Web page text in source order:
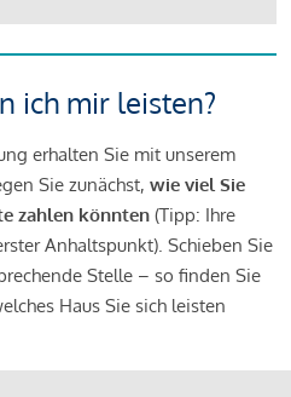
ich mir leisten?
erhalten Sie mit unserem
Sie zunächst, wie viel Sie
zahlen könnten (Tipp: Ihre
Anhaltspunkt). Schieben Sie
Stelle – so finden Sie
Haus Sie sich leisten